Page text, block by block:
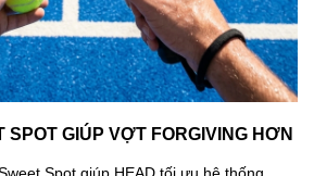
SPOT GIÚP VỢT FORGIVING HƠN